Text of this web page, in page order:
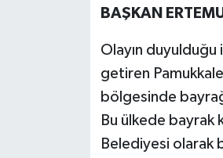
BAŞKAN
Olayın
getiren Pamukkale
bölgesinde
Bu ülkede bayrak
Belediyesi olarak